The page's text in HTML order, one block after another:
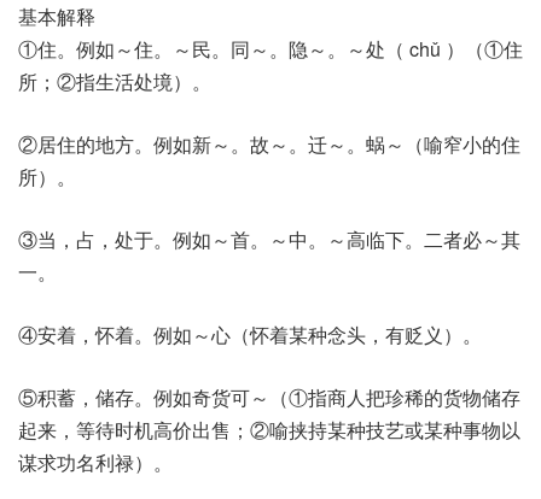
基本解释
①住。例如～住。～民。同～。隐～。～处（ chǔ ）（①住
所；②指生活处境）。
②居住的地方。例如新～。故～。迁～。蜗～（喻窄小的住
所）。
③当，占，处于。例如～首。～中。～高临下。二者必～其
一。
④安着，怀着。例如～心（怀着某种念头，有贬义）。
⑤积蓄，储存。例如奇货可～（①指商人把珍稀的货物储存
起来，等待时机高价出售；②喻挟持某种技艺或某种事物以
谋求功名利禄）。